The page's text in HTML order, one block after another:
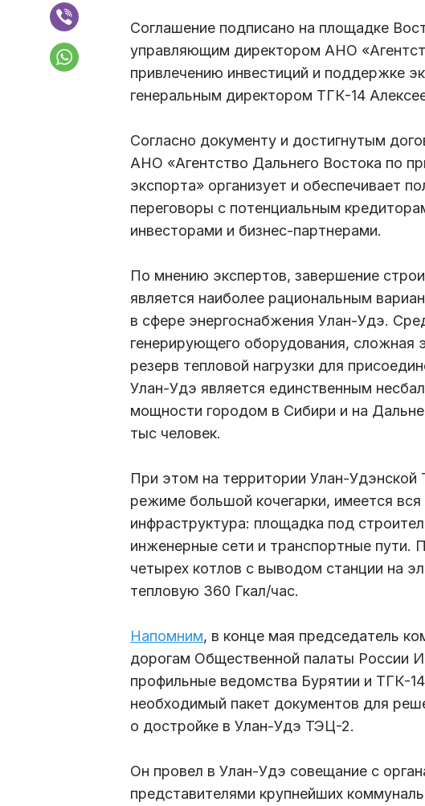
Соглашение подписано на площадке
управляющим директором АНО
привлечению инвестиций и поддержке
генеральным директором ТГК-14
Согласно документу и достигнутым
АНО «Агентство Дальнего Востока по
экспорта» организует и обеспечивает
переговоры с потенциальным
инвесторами и бизнес-партнерами.
По мнению экспертов, завершение
является наиболее рациональным
в сфере энергоснабжения Улан-Удэ.
генерирующего оборудования, сложная
резерв тепловой нагрузки для
Улан-Удэ является единственным
мощности городом в Сибири и на
тыс человек.
При этом на территории Улан-Удэнской
режиме большой кочегарки, имеется
инфраструктура: площадка под
инженерные сети и транспортные пути.
четырех котлов с выводом станции на
тепловую 360 Гкал/час.
Напомним, в конце мая председатель
дорогам Общественной палаты России
профильные ведомства Бурятии и ТГК-
необходимый пакет документов для
о достройке в Улан-Удэ ТЭЦ-2.
Он провел в Улан-Удэ совещание с
представителями крупнейших